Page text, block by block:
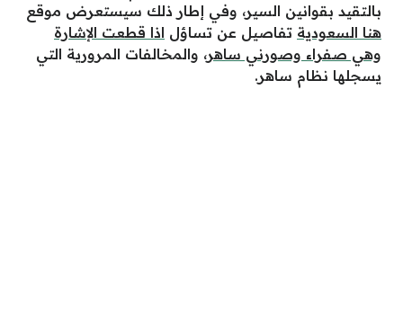
بالتقيد بقوانين السير، وفي إطار ذلك سيستعرض موقع
هنا السعودية تفاصيل عن تساؤل اذا قطعت الإشارة
وهي صفراء وصورني ساهر، والمخالفات المرورية التي
يسجلها نظام ساهر.